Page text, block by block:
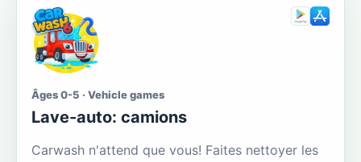
Âges 0-5 · Vehicle games
Lave-auto: camions
Carwash n'attend que vous! Faites nettoyer les